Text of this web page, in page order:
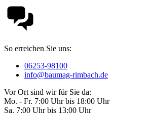
So erreichen Sie uns:
06253-98100
info@baumag-rimbach.de
Vor Ort sind wir für Sie da:
Mo. - Fr. 7:00 Uhr bis 18:00 Uhr
Sa. 7:00 Uhr bis 13:00 Uhr